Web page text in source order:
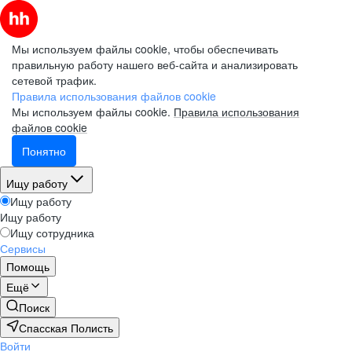
Мы используем файлы cookie, чтобы обеспечивать
правильную работу нашего веб-сайта и анализировать
сетевой трафик.
Правила использования файлов cookie
Мы используем файлы cookie. Правила использования
файлов cookie
Понятно
Ищу работу
Ищу работу
Ищу работу
Ищу сотрудника
Сервисы
Помощь
Ещё
Поиск
Спасская Полисть
Войти